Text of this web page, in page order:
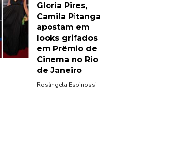
Gloria Pires,
Camila Pitanga
apostam em
looks grifados
em Prêmio de
Cinema no Rio
de Janeiro
Rosângela Espinossi